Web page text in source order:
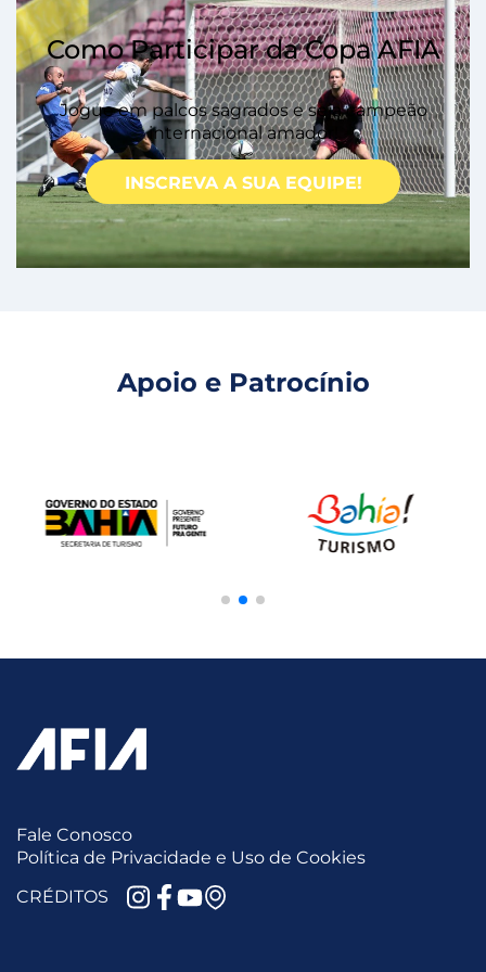
Como Participar da Copa AFIA
Jogue em palcos sagrados e seja campeão
internacional amador!
INSCREVA A SUA EQUIPE!
Apoio e Patrocínio
Fale Conosco
Política de Privacidade e Uso de Cookies
CRÉDITOS